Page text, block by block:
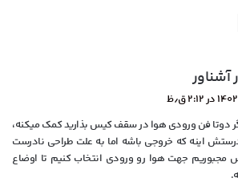
آشناور
ف
:
دوتا فن ورودی هوا در سقف کیس بذارید کمک میکنه،
اینه که خروجی باشه اما به علت طراحی نادرست
مجبوریم جهت هوا رو ورودی انتخاب کنیم تا اوضاع